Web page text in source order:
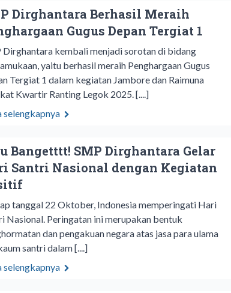
Dirghantara Berhasil Meraih
Gugus Depan Tergiat 1
Dirghantara kembali menjadi sorotan di bidang
yaitu berhasil meraih Penghargaan Gugus
Tergiat 1 dalam kegiatan Jambore dan Raimuna
Kwartir Ranting Legok 2025. [....]
selengkapnya
Bangetttt! SMP Dirghantara Gelar
Santri Nasional dengan Kegiatan
tanggal 22 Oktober, Indonesia memperingati Hari
Nasional. Peringatan ini merupakan bentuk
dan pengakuan negara atas jasa para ulama
santri dalam [....]
selengkapnya